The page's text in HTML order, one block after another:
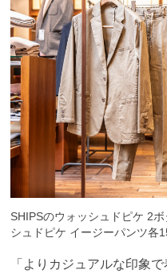
SHIPSのウォッシュドピケ 2
シュドピケ イージーパンツ各
「よりカジュアルな印象